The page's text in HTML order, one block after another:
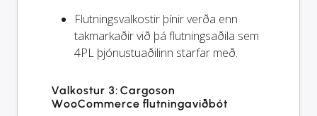
Flutningsvalkostir þínir verða enn
takmarkaðir við þá flutningsaðila sem
4PL þjónustuaðilinn starfar með.
Valkostur 3: Cargoson
WooCommerce flutningaviðbót